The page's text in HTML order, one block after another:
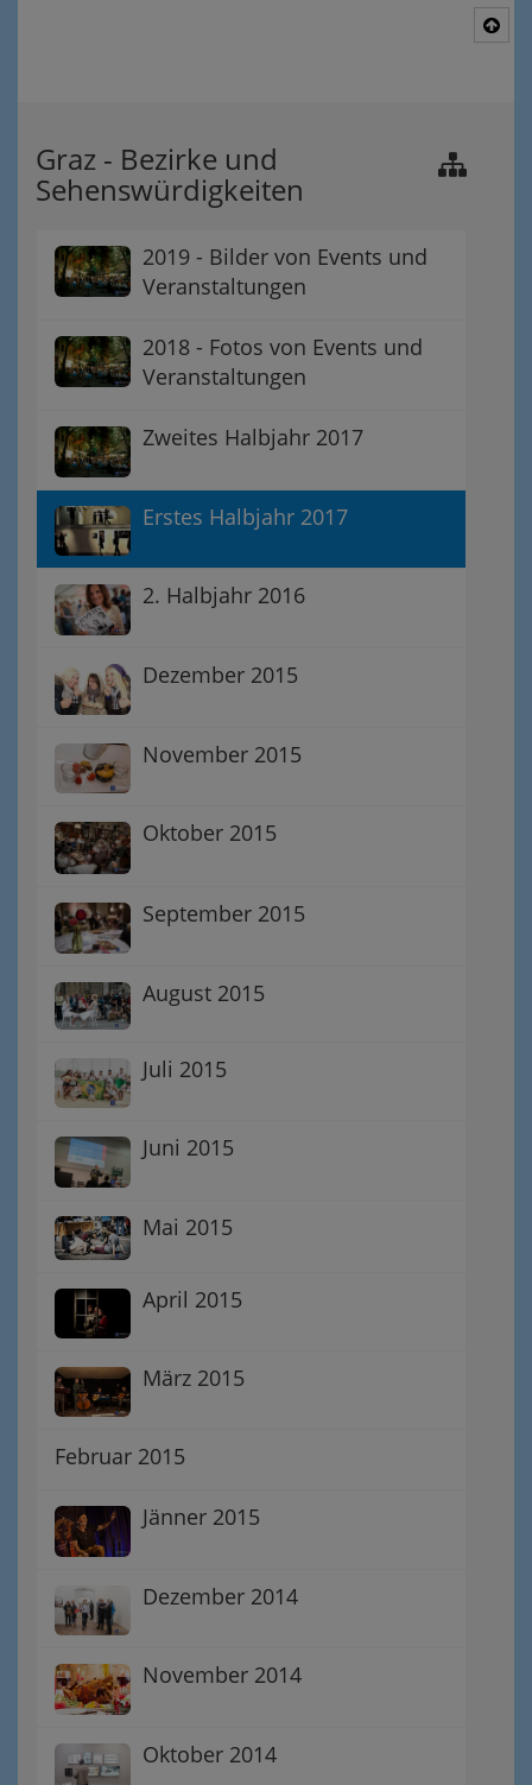
Graz - Bezirke und
Sehenswürdigkeiten
2019 - Bilder von Events und
Veranstaltungen
2018 - Fotos von Events und
Veranstaltungen
Zweites Halbjahr 2017
Erstes Halbjahr 2017
2. Halbjahr 2016
Dezember 2015
November 2015
Oktober 2015
September 2015
August 2015
Juli 2015
Juni 2015
Mai 2015
April 2015
März 2015
Februar 2015
Jänner 2015
Dezember 2014
November 2014
Oktober 2014